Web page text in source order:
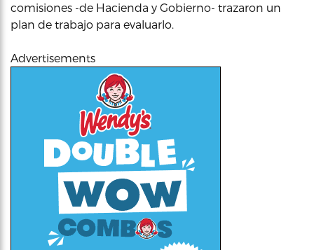
comisiones -de Hacienda y Gobierno- trazaron un
plan de trabajo para evaluarlo.
Advertisements